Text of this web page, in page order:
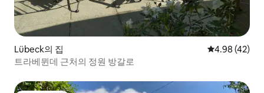
Lübeck의 집 평점 4.98점(5
4.98 (42)
트라베뮌데 근처의 정원 방갈로